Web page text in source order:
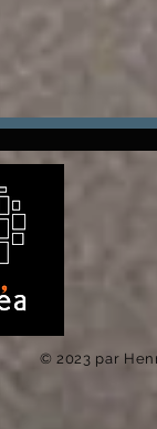
© 2023 par